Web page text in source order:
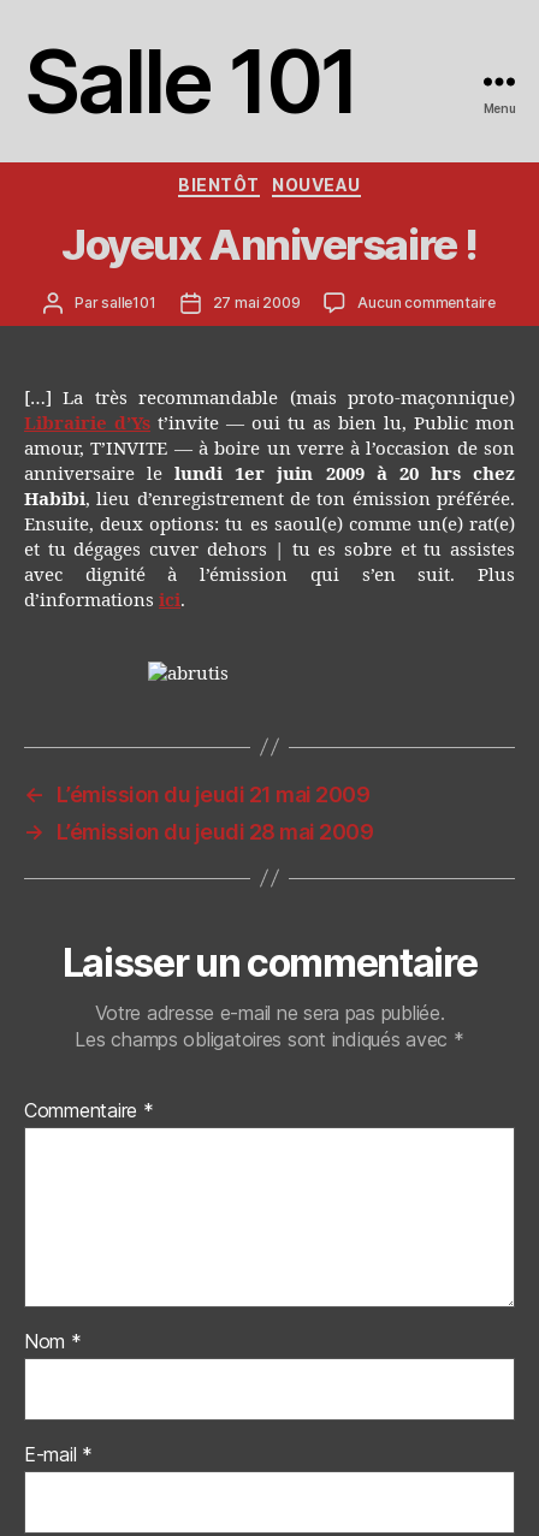
Salle 101 Menu
Catégories
BIENTÔT NOUVEAU
Joyeux Anniversaire !
Auteur
de
Parsalle101
Date
de
27 mai 2009 Aucun commentairesur
[…] La très recommandable (mais proto-maçonnique)
Librairie d’Ys t’invite — oui tu as bien lu, Public mon
amour, T’INVITE — à boire un verre à l’occasion de son
anniversaire lelundi 1er juin 2009 à 20 hrs chez
Habibi, lieu d’enregistrement de ton émission préférée.
Ensuite, deux options: tu es saoul(e) comme un(e) rat(e)
et tu dégages cuver dehors | tu es sobre et tu assistes
avec dignité à l’émission qui s’en suit. Plus
d’informations ici.
←
L’émission du jeudi 21 mai 2009
→
L’émission du jeudi 28 mai 2009
Laisser un commentaire
Votre adresse e-mail ne sera pas publiée.
Les champs obligatoires sont indiqués avec *
Commentaire *
Nom *
E-mail *